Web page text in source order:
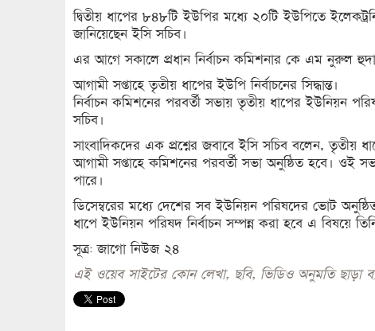
দ্বিতীয় ধাপের ৮৪৮টি ইউপির মধ্যে ২০টি ইউপিতে
জানিয়েছেন ইসি সচিব।
এর আগে সকালে প্রধান নির্বাচন কমিশনার কে এম নুরুল
আগামী সপ্তাহে তৃতীয় ধাপের ইউপি নির্বাচনের সিদ্ধান্ত।
নির্বাচন কমিশনের পরবর্তী সভায় তৃতীয় ধাপের ইউনিয়ন
সচিব।
সাংবাদিকদের এক প্রশ্নের জবাবে ইসি সচিব বলেন, তৃতীয়
আগামী সপ্তাহে কমিশনের পরবর্তী সভা অনুষ্ঠিত হবে। ওই
পারে।
ডিসেম্বরের মধ্যে দেশের সব ইউনিয়ন পরিষদের ভোট
ধাপে ইউনিয়ন পরিষদ নির্বাচন সম্পন্ন করা হবে এ বিষয়ে
সূত্র: জাগো নিউজ ২৪
এই ওয়েব সাইটের কোন লেখা, ছবি, ভিডিও অনুমতি ছাড়া